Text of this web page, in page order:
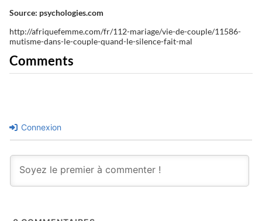
Source: psychologies.com
http://afriquefemme.com/fr/112-mariage/vie-de-couple/11586-
mutisme-dans-le-couple-quand-le-silence-fait-mal
Comments
Connexion